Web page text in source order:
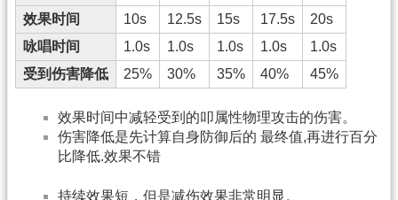
效果时间
10s 12.5s 15s 17.5s
20s
咏唱时间
1.0s 1.0s 1.0s 1.0s
1.0s
受到伤害降低
25% 30% 35% 40% 45%
效果时间中减轻受到的叩属性物理攻击的伤害。
伤害降低是先计算自身防御后的 最终值,再进行百分
比降低.效果不错
持续效果短，但是减伤效果非常明显。